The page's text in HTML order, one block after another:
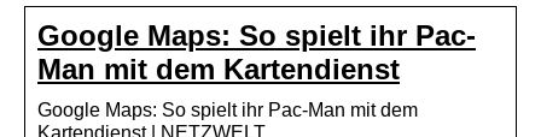
Google Maps: So spielt ihr Pac-
Man mit dem Kartendienst
Google Maps: So spielt ihr Pac-Man mit dem